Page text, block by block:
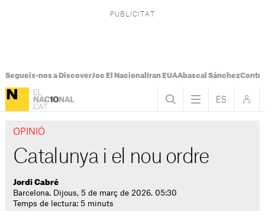
Segueix-nos a DiscoverJoc El Nacional Iran EUAAbascal Sánchez
OPINIÓ
Catalunya i el nou ordre
Jordi Cabré
Barcelona. Dijous, 5 de març de 2026. 05:30
Temps de lectura: 5 minuts